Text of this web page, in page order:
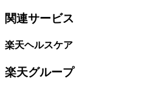
関連サービス
楽天ヘルスケア
楽天グループ